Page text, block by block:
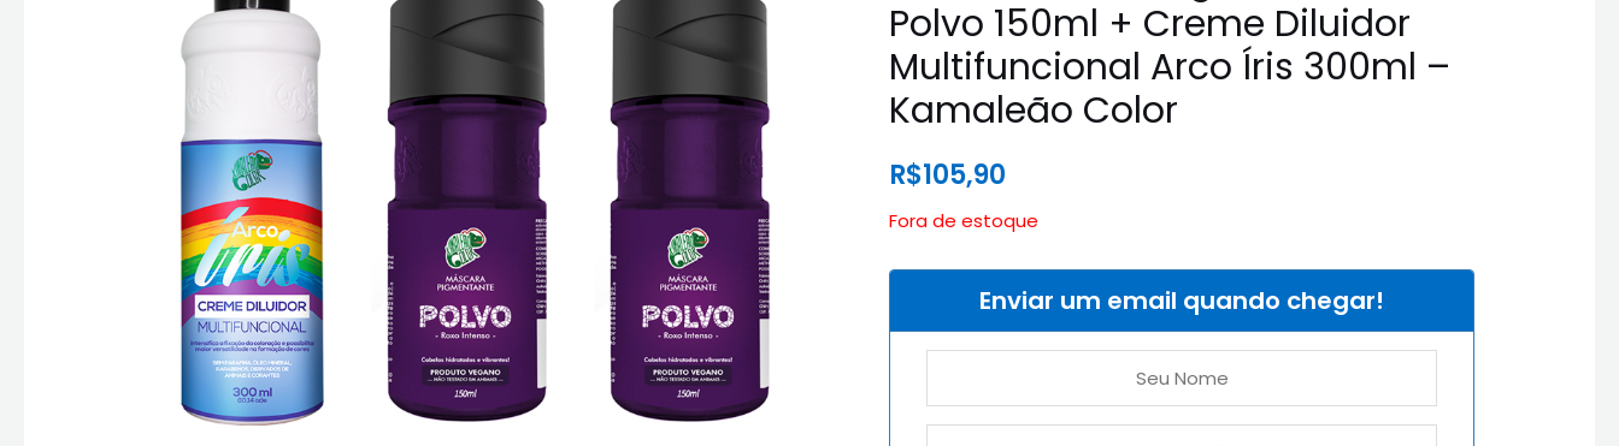
Polvo 150ml + Creme Diluidor
Multifuncional Arco Íris 300ml –
Kamaleão Color
R$105,90
Fora de estoque
Enviar um email quando chegar!